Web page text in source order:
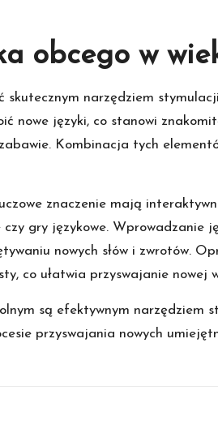
obcego w
narzędziem
nowe języki, co stanowi
Kombinacja tych
znaczenie mają
gry językowe. Wprowadzanie
nowych słów i zwrotów.
co ułatwia przyswajanie nowej
są efektywnym narzędziem
przyswajania nowych